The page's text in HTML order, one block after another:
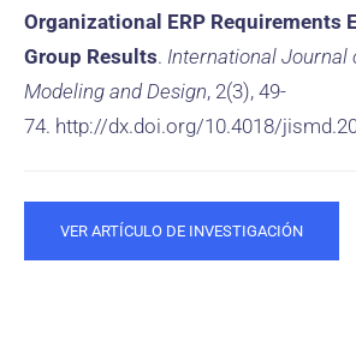
Organizational ERP Requirements
Group Results. International Journal
Modeling and Design, 2(3), 49-
74. http://dx.doi.org/10.4018/
VER ARTÍCULO DE INVESTIGACIÓN